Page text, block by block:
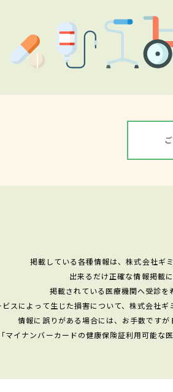
掲載している各種情報は、株式会社ギ
出来るだけ正確な情報掲載
掲載されている医療機関へ受診を
ビスによって生じた損害について、株式会社
情報に誤りがある場合には、お手数です
マイナンバーカードの健康保険証利用可能な